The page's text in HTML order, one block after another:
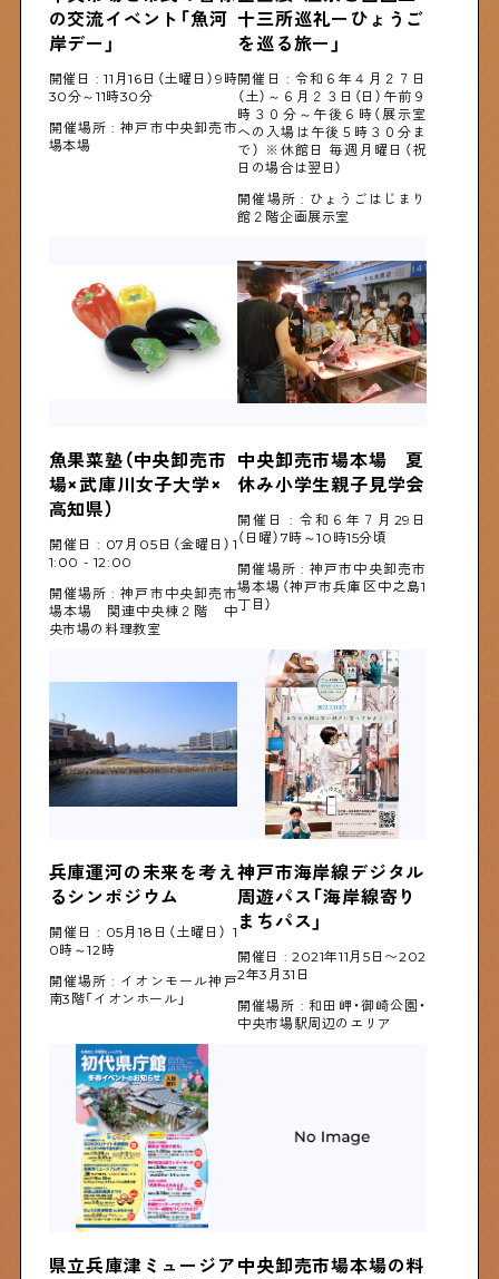
下町コラム
下町の「あの人」が書く連載記事です
Shitamachi Chemistry
下町の「あの人」×「あの人」の科学反応を楽しむ企
シタマチコウベについて
下町マップ
下町カレンダー
下町START UP
の交流イベント「魚河
岸デー」
開催日 : 11月16日（土曜日）9時
30分～11時30分
開催場所 : 神戸市中央卸売市
場本場
十三所巡礼ーひょうご
を巡る旅ー」
開催日 : 令和６年４月２７日
（土）～６月２３日（日）午前９
時３０分～午後６時（展示室
への入場は午後５時３０分ま
で） ※休館日 毎週月曜日（祝
日の場合は翌日）
開催場所 : ひょうごはじまり
館２階企画展示室
魚果菜塾（中央卸売市
場×武庫川女子大学×
高知県）
開催日 : 07月05日（金曜日）1
1:00 - 12:00
開催場所 : 神戸市中央卸売市
場本場 関連中央棟２階 中
央市場の料理教室
中央卸売市場本場　夏
休み小学生親子見学会
開催日 : 令和６年７月29日
（日曜）7時～10時15分頃
開催場所 : 神戸市中央卸売市
場本場（神戸市兵庫区中之島1
丁目）
兵庫運河の未来を考え
るシンポジウム
開催日 : 05月18日（土曜日） 1
0時～12時
開催場所 : イオンモール神戸
南3階「イオンホール」
神戸市海岸線デジタル
周遊パス「海岸線寄り
まちパス」
開催日 : 2021年11月5日〜202
2年3月31日
開催場所 : 和田岬・御崎公園・
中央市場駅周辺のエリア
県立兵庫津ミュージア 中央卸売市場本場の料